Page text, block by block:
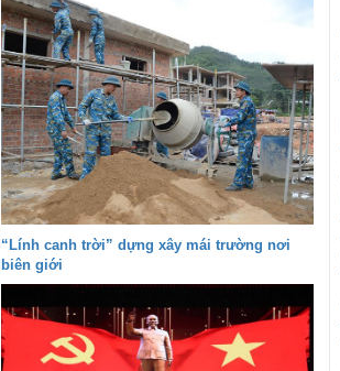
Hội nghị lần thứ ba Ban Chấp hành Trung
ương Đảng khóa XIV
“Lính canh trời” dựng xây mái trường nơi
biên giới